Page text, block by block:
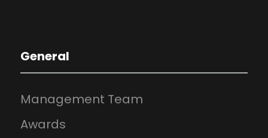
General
Management Team
Awards